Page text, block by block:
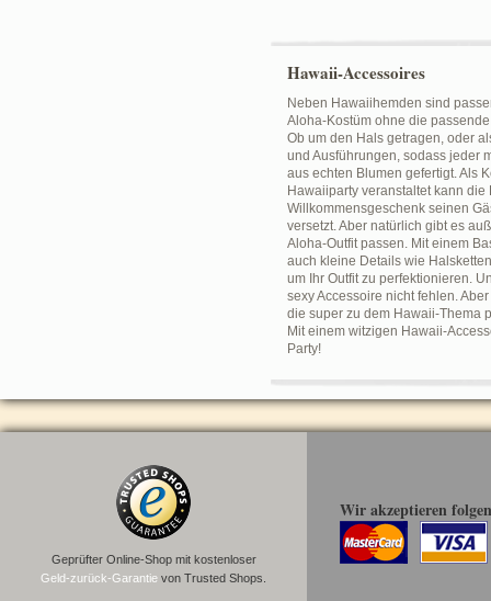
Hawaii-Accessoires
Neben Hawaiihemden sind
Aloha-Kostüm ohne die
Ob um den Hals getragen, oder
und Ausführungen, sodass jeder
aus echten Blumen gefertigt. Als
Hawaiiparty veranstaltet kann
Willkommensgeschenk seinen
versetzt. Aber natürlich gibt es
Aloha-Outfit passen. Mit einem
auch kleine Details wie
um Ihr Outfit zu perfektionieren.
sexy Accessoire nicht fehlen.
die super zu dem Hawaii-Thema
Mit einem witzigen Hawaii-
Party!
Geprüfter Online-Shop mit kostenloser
Geld-zurück-Garantie von Trusted Shops.
Wir akzeptieren